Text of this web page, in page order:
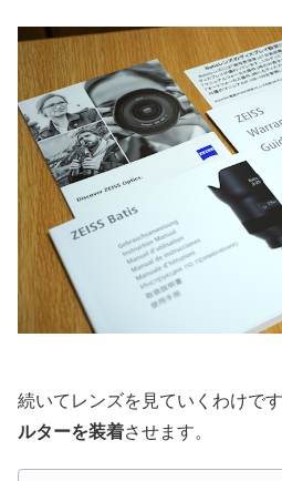
続いてレンズを見ていくわけで
ルターを装着させます。